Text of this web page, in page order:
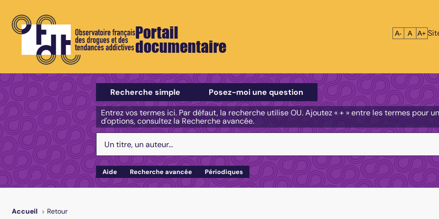
Portail
documentaire
Réduire le
A- A A+
Sélectionner un type de recherche
Recherche simple
Posez-moi une question
Entrez vos termes ici. Par défaut, la recherche utilise OU. Ajoutez « + » entre les termes pour
d'options, consultez la Recherche avancée.
Aide Recherche avancée Périodiques
Accueil Retour